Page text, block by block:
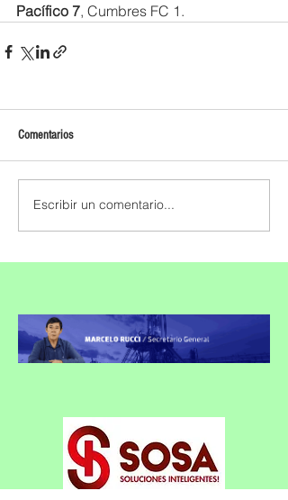
Pacífico 7, Cumbres FC 1.
Comentarios
Escribir un comentario...